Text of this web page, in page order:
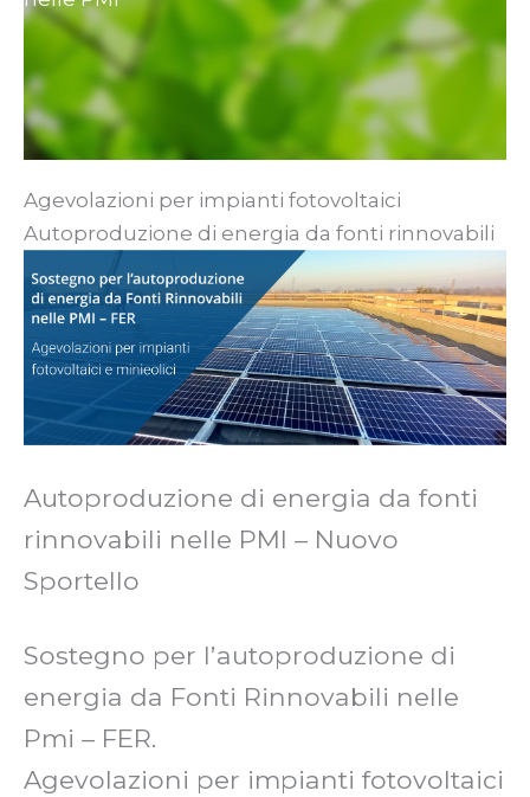
Agevolazioni per impianti fotovoltaici
Autoproduzione di energia da fonti rinnovabili
Autoproduzione di energia da fonti
rinnovabili nelle PMI – Nuovo
Sportello
Sostegno per l’autoproduzione di
energia da Fonti Rinnovabili nelle
Pmi – FER.
Agevolazioni per impianti fotovoltaici